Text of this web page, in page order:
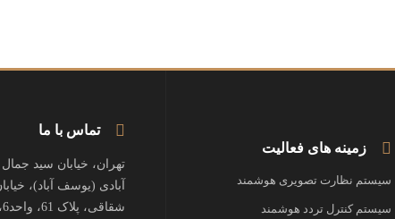
تماس با ما
تهران، خیابان سید
آبادی (یوسف آباد)،
شقاقی، پلاک 61، واحد6، طبقه3
زمینه های فعالیت
سیستم نظارت تصویری هوشمند
سیستم کنترل تردد هوشمند